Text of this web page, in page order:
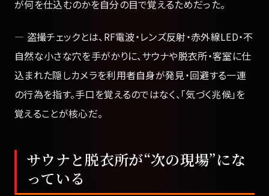
が何を仕込むのかを自分の目で覚えるためだった。
— 盗撮チェックとは、RF電波・レンズ反射・赤外線LED・不
自然な小さな穴を手がかりに、サウナや脱衣所・客室に仕
込まれた隠しカメラを利用者自身が発見・回避する一連
の行為を指す。手口を覚えるのではなく、「気づく兆候」を
覚えることが核心だ。
サウナと脱衣所が“次の現場”にな
っている